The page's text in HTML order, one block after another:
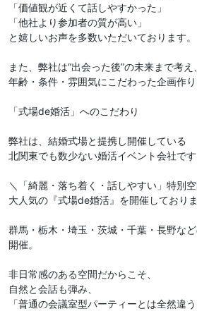
「価値観が近くて話しやすかった」
「他社より参加者の質が高い」
と嬉しいお声を多数いただいております。
また、弊社は“出会った後”の未来まで考え、
年齢・条件・雰囲気にこだわった企画作り
「式場de婚活」へのこだわり
弊社は、結婚式場と提携し開催している
北関東でも数少ない婚活イベント会社です
＼「綺麗・落ち着く・話しやすい」特別
大人気の『式場de婚活』を開催しておりま
群馬・栃木・埼玉・茨城・千葉・長野な
開催。
非日常感のある空間だからこそ、
自然と会話も弾み、
「普通の会議室型パーティーとは全然違